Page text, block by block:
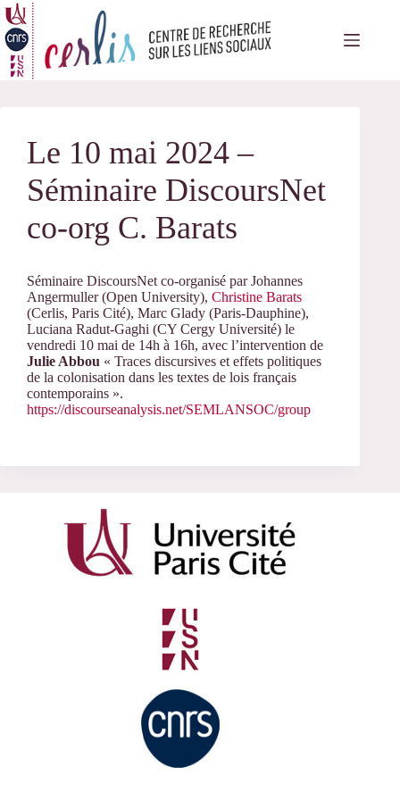
Passer
au
contenu
Le 10 mai 2024 –
Séminaire DiscoursNet
co-org C. Barats
Séminaire DiscoursNet co-organisé par Johannes
Angermuller (Open University), Christine Barats
(Cerlis, Paris Cité), Marc Glady (Paris-Dauphine),
Luciana Radut-Gaghi (CY Cergy Université) le
vendredi 10 mai de 14h à 16h, avec l’intervention de
Julie Abbou « Traces discursives et effets politiques
de la colonisation dans les textes de lois français
contemporains ».
https://discourseanalysis.net/SEMLANSOC/group